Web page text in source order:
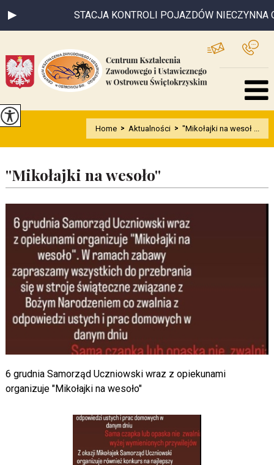
STACJA KONTROLI POJAZDÓW NIECZYNNA
Home > Aktualności > ''Mikołajki na wesoł ...
''Mikołajki na wesoło''
6 grudnia Samorząd Uczniowski wraz z opiekunami
organizuje "Mikołajki na wesoło"